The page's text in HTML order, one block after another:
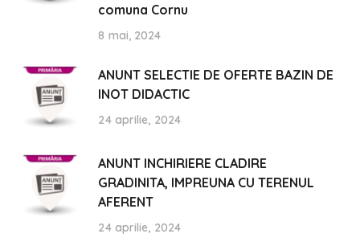
comuna Cornu
8 mai, 2024
ANUNT SELECTIE DE OFERTE BAZIN DE
INOT DIDACTIC
24 aprilie, 2024
ANUNT INCHIRIERE CLADIRE
GRADINITA, IMPREUNA CU TERENUL
AFERENT
24 aprilie, 2024